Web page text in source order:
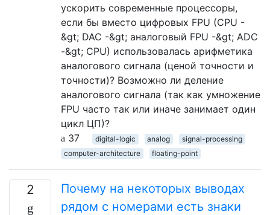
ускорить современные процессоры,
если бы вместо цифровых FPU (CPU -
&gt; DAC -&gt; аналоговый FPU -&gt; ADC
-&gt; CPU) использовалась арифметика
аналогового сигнала (ценой точности и
точности)? Возможно ли деление
аналогового сигнала (так как умножение
FPU часто так или иначе занимает один
цикл ЦП)?
37
digital-logic analog
signal-processing
computer-architecture
floating-point
2
Почему на некоторых выводах
рядом с номерами есть знаки